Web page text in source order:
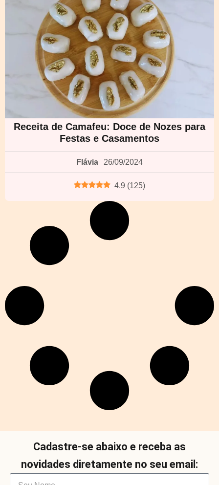
Receita de Camafeu: Doce de Nozes para
Festas e Casamentos
Flávia 26/09/2024
4.9 (125)
Cadastre-se abaixo e receba as
novidades diretamente no seu email: